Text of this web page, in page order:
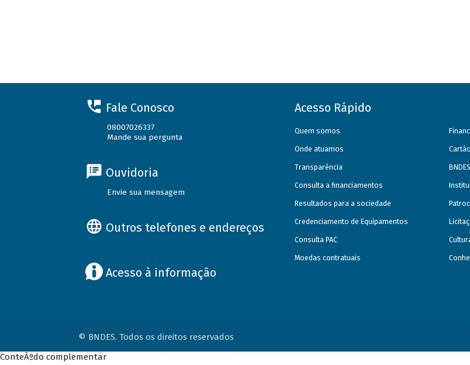
Fale Conosco
08007026337
Mande sua pergunta
Ouvidoria
Envie sua mensagem
Outros telefones e endereços
Acesso à informação
Acesso Rápido
Quem somos
Onde atuamos
Transparência
Consulta a financiamentos
Resultados para a sociedade
Credenciamento de Equipamentos
Consulta PAC
Moedas contratuais
© BNDES. Todos os direitos reservados
ConteÃºdo complementar